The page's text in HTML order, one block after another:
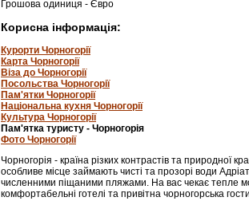
Грошова одиниця - Євро
Корисна інформація:
Курорти Чорногорії
Карта Чорногорії
Віза до Чорногорії
Посольства Чорногорії
Пам'ятки Чорногорії
Національна кухня Чорногорії
Культура Чорногорії
Пам'ятка туристу - Чорногорія
Фото Чорногорії
Чорногорія - країна різких контрастів та природної
особливе місце займають чисті та прозорі води
численними піщаними пляжами. На вас чекає тепле
комфортабельні готелі та привітна чорногорська